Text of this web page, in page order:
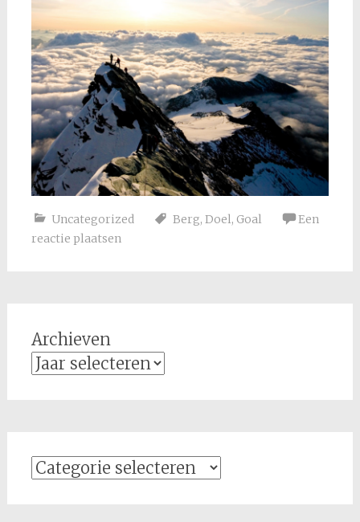
Uncategorized Berg, Doel, Goal
Een
reactie plaatsen
Archieven
Categorieën